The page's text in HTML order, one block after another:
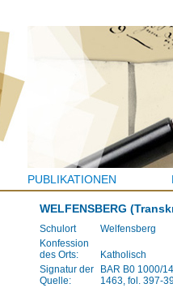
PUBLIKATIONEN
WELFENSBERG
Schulort
Welfensberg
Konfession
des Orts:
Katholisch
Signatur der
Quelle:
BAR B0 1000/
1463, fol. 397-